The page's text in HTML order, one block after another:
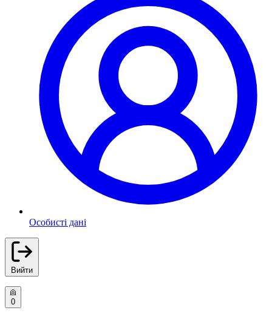
Особисті дані
Вийти
0